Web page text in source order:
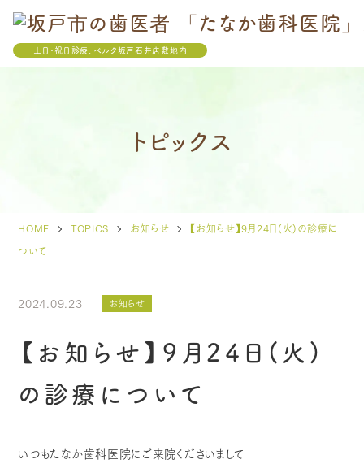
土日・祝日診療、ベルク坂戸石井店敷地内
トピックス
HOME TOPICS お知らせ
【お知らせ】9月24日(火)の診療に
ついて
2024.09.23 お知らせ
【お知らせ】9月24日(火)
の診療について
いつもたなか歯科医院にご来院くださいまして